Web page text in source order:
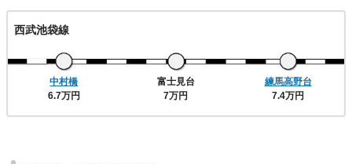
西武池袋線
中村橋
6.7万円
富士見台
7万円
練馬高野台
7.4万円